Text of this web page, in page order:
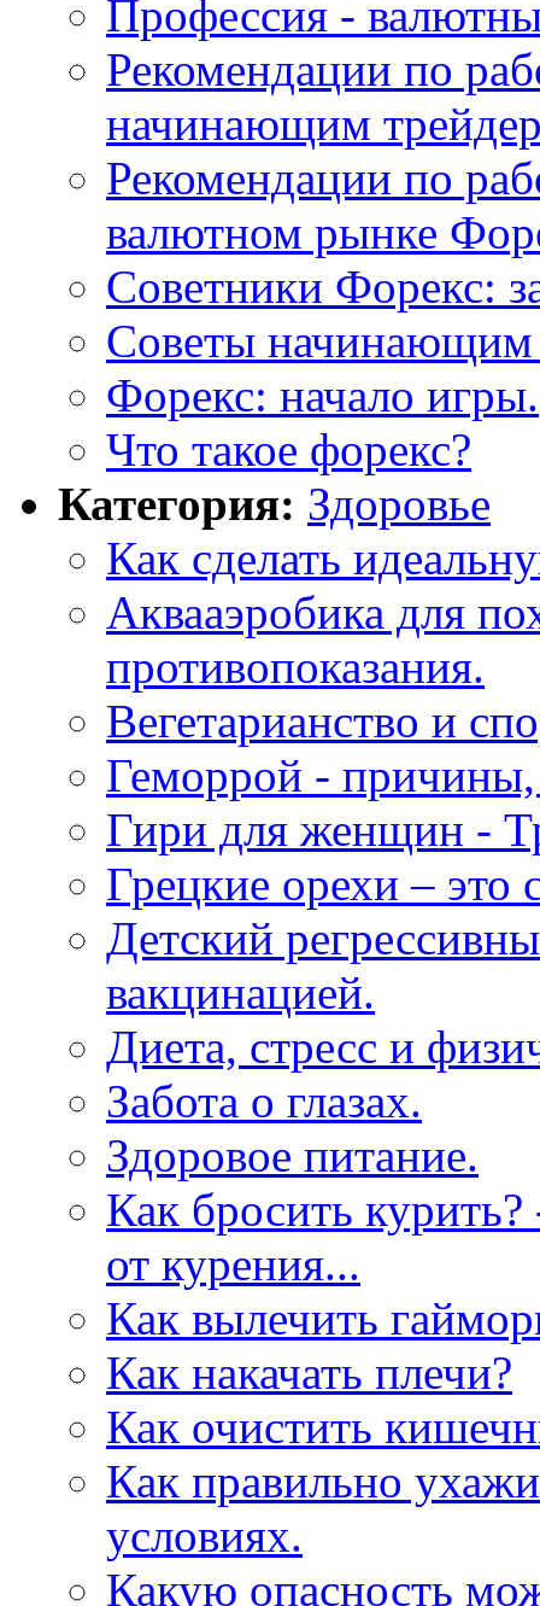
Профессия -
Рекомендации по
начинающим
Рекомендации по
валютном рынке
Советники Форекс:
Советы начинающим
Форекс: начало игры.
Что такое форекс?
Категория: Здоровье
Как сделать
Аквааэробика для
противопоказания.
Вегетарианство и
Геморрой -
Гири для женщин -
Грецкие орехи – это
Детский
вакцинацией.
Диета, стресс и
Забота о глазах.
Здоровое питание.
Как бросить курить?
от курения...
Как вылечить
Как накачать плечи?
Как очистить
Как правильно
условиях.
Какую опасность